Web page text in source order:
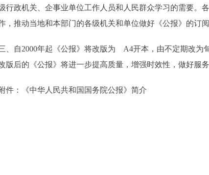
行政机关、企事业单位工作人员和人民群众学习的需要。
，推动当地和本部门的各级机关和单位做好《公报》的订
自2000年起《公报》将改版为 A4开本，由不定期改为旬
版后的《公报》将进一步提高质量，增强时效性，做好服
：《中华人民共和国国务院公报》简介